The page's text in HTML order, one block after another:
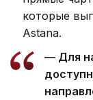
которые
Astana.
— Для